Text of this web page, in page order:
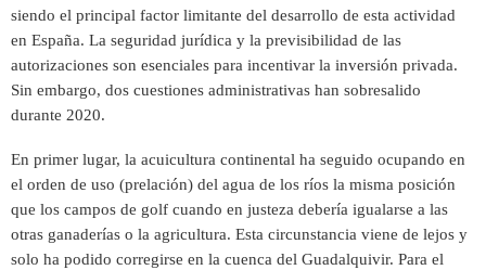
siendo el principal factor limitante del desarrollo de esta actividad
en España. La seguridad jurídica y la previsibilidad de las
autorizaciones son esenciales para incentivar la inversión privada.
Sin embargo, dos cuestiones administrativas han sobresalido
durante 2020.
En primer lugar, la acuicultura continental ha seguido ocupando en
el orden de uso (prelación) del agua de los ríos la misma posición
que los campos de golf cuando en justeza debería igualarse a las
otras ganaderías o la agricultura. Esta circunstancia viene de lejos y
solo ha podido corregirse en la cuenca del Guadalquivir. Para el